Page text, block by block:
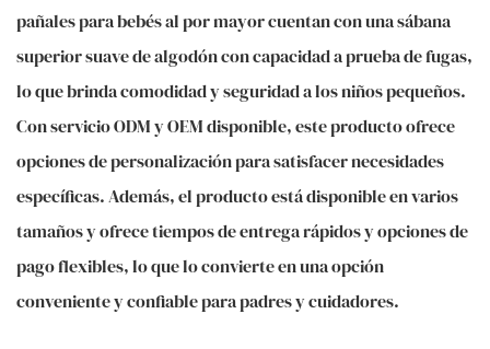
pañales para bebés al por mayor cuentan con una sábana
superior suave de algodón con capacidad a prueba de fugas,
lo que brinda comodidad y seguridad a los niños pequeños.
Con servicio ODM y OEM disponible, este producto ofrece
opciones de personalización para satisfacer necesidades
específicas. Además, el producto está disponible en varios
tamaños y ofrece tiempos de entrega rápidos y opciones de
pago flexibles, lo que lo convierte en una opción
conveniente y confiable para padres y cuidadores.